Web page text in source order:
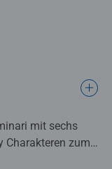
mit sechs
Charakteren zum